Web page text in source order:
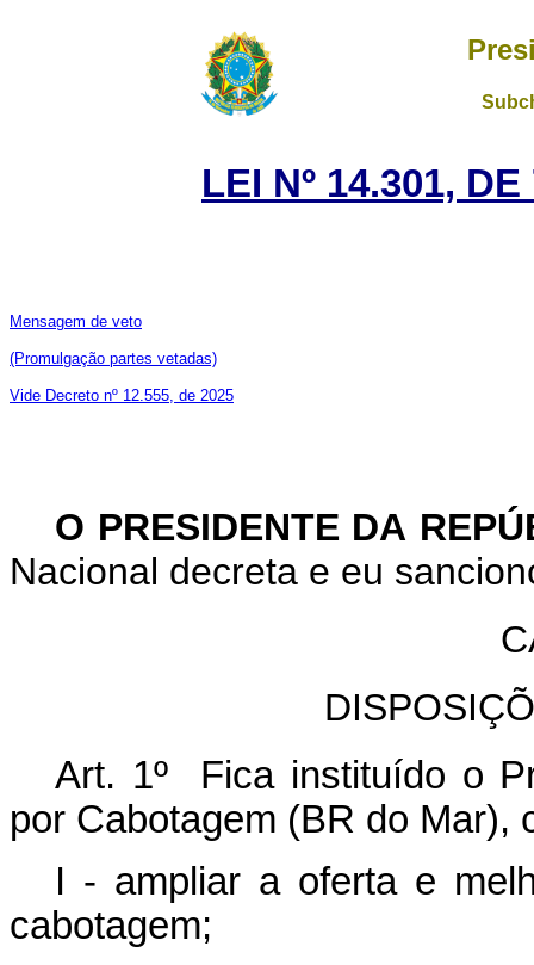
LEI Nº 14.301,
Mensagem de veto
(Promulgação partes vetadas)
Vide Decreto nº 12.555, de 2025
O PRESIDENTE DA
Nacional decreta e eu
Art. 1º Fica instituído o
por Cabotagem (BR do Mar),
I - ampliar a oferta e
cabotagem;